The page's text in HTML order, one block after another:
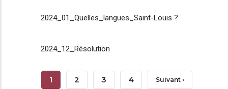
2024_01_Quelles_langues_Saint-Louis ?
2024_12_Résolution
Pagination
Page
1 Page
2 Page
3 Page
4 Page
Suivant ›